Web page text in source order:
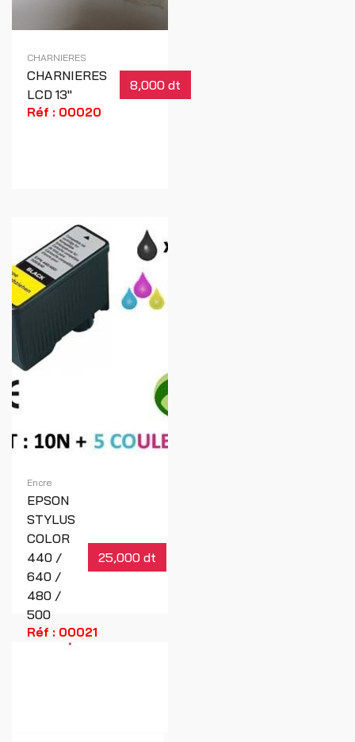
CHARNIERES
CHARNIERES
LCD 13"
8,000 dt
Réf : 00020
Encre
EPSON
STYLUS
COLOR
440 /
640 /
480 /
500
25,000 dt
Réf : 00021